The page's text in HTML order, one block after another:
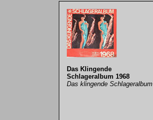
Das Klingende
Schlageralbum 1968
Das klingende Schlageralbum